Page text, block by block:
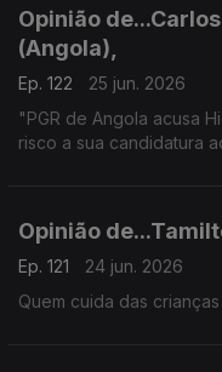
Opinião
(Angola),
Ep. 122
25 jun. 2026
"PGR de Angola acusa
risco a sua candidatura
Opinião
Ep. 121
24 jun. 2026
Quem cuida das